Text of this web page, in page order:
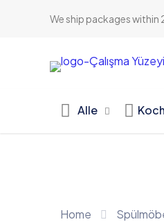
We ship packages
Alle
Home